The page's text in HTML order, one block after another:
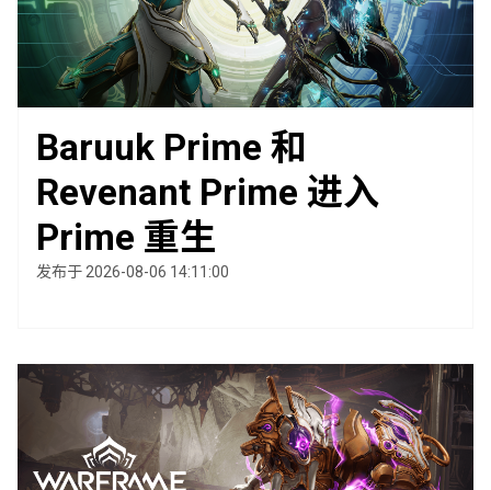
Baruuk Prime 和
Revenant Prime 进入
Prime 重生
发布于 2026-08-06 14:11:00